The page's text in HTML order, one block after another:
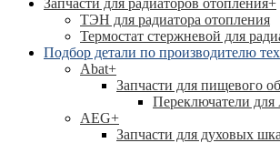
Запчасти для радиаторов отопления+
ТЭН для радиатора отопления
Термостат стержневой для
Подбор детали по производителю
Abat+
Запчасти для пищевого
Переключатели для
AEG+
Запчасти для духовых